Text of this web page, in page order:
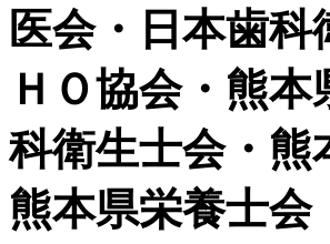
医会・日本歯
ＨＯ協会・熊
科衛生士会・熊
熊本県栄養士会